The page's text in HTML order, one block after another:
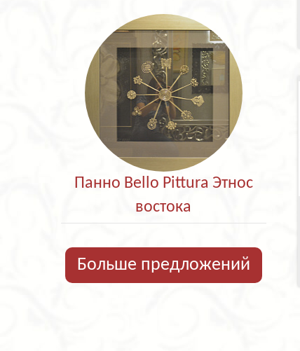
Панно Bello Pittura Этнос
востока
Больше предложений